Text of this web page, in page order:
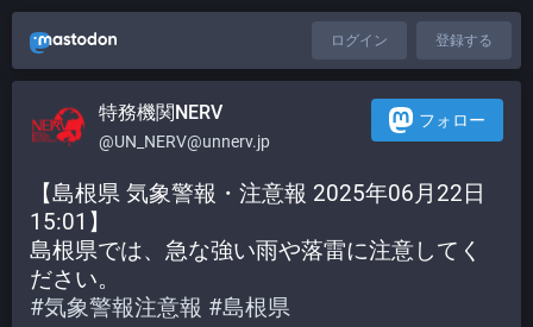
ログイン 登録する
特務機関NERV
@UN_NERV@unnerv.jp
フォロー
【島根県 気象警報・注意報 2025年06月22日
15:01】
島根県では、急な強い雨や落雷に注意してく
ださい。
#気象警報注意報 #島根県